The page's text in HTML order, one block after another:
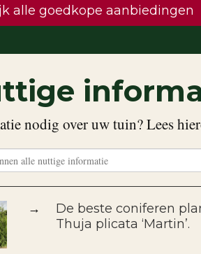
alle goedkope aanbiedingen
nodig over uw tuin? Lees
→
De beste coniferen
Thuja plicata ‘Martin’.